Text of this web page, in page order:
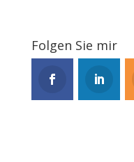
Folgen Sie mir